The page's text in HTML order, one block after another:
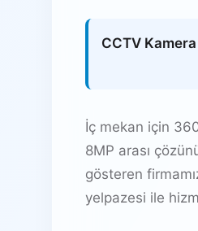
CCTV
İç mekan için
8MP arası
gösteren
yelpazesi ile